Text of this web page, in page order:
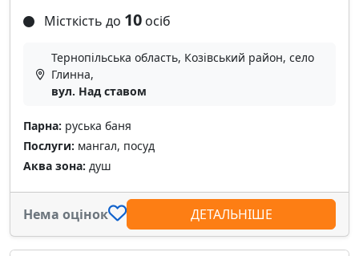
Місткість до 10 осіб
Тернопільська область, Козівський район, село
Глинна,
вул. Над ставом
Парна: руська баня
Послуги: мангал, посуд
Аква зона: душ
Нема оцінок ДЕТАЛЬНІШЕ